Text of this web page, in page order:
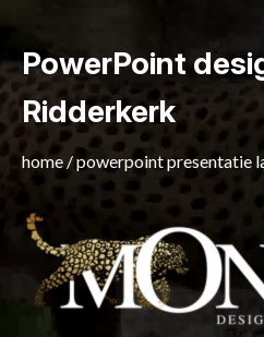
PowerPoint
Ridderkerk
home /powerpoint presentatie